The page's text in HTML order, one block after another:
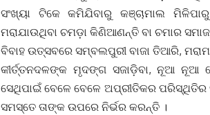
ସଂଖ୍ୟା ଟିକେ କମିଯିବାରୁ କଞ୍ଚାମାଲ
ମରାଯାଉଥିବା ଚମଡ଼ା କିଣିଆଣନ୍ତି ବା ଚମାର
ବିବାହ ଉତ୍ସବରେ ସମ୍ବଲପୁରୀ ବାଜା ତିଆରି,
କୀର୍ତ୍ତନଦଳଙ୍କ ମୃଦଙ୍ଗ ସଜାଡ଼ିବା, ନୂଆ ନୂଆ
ସେଥିପାଇଁ ବେଳେ ବେଳେ ଅପ୍ରୀତିକର
ସମସ୍ତେ ତାଙ୍କ ଉପରେ ନିର୍ଭର କରନ୍ତି ।